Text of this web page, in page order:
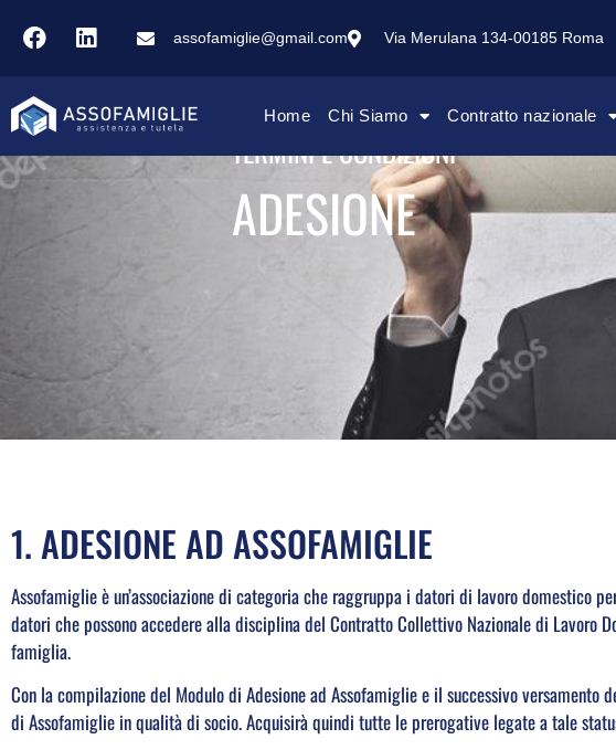
assofamiglie@gmail.com Via Merulana 134-00185 Roma
Home Chi Siamo Contratto nazionale
TERMINI E CONDIZIONI
ADESIONE
1. ADESIONE AD ASSOFAMIGLIE
Assofamiglie è un’associazione di categoria che raggruppa i datori di lavoro domestico
datori che possono accedere alla disciplina del Contratto Collettivo Nazionale di Lavoro
famiglia.
Con la compilazione del Modulo di Adesione ad Assofamiglie e il successivo
di Assofamiglie in qualità di socio. Acquisirà quindi tutte le prerogative legate a tale